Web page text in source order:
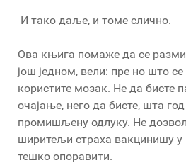
И тако даље, и томе слично.
Ова књига помаже да се
још једном, вели: пре но што
користите мозак. Не да бисте
очајање, него да бисте, шта
промишљену одлуку. Не
ширитељи страха вакцинишу у
тешко опоравити.